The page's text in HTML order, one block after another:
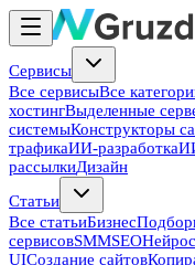
Сервисы
Все сервисыВсе
хостингВыделенные
системыКонструкторы
трафикаИИ-разработка
рассылкиДизайн
Статьи
Все статьиБизнес
сервисовSMMSEO
UIСоздание сайтов